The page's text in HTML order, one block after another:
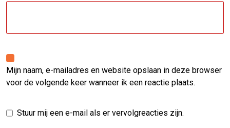
Mijn naam, e-mailadres en website opslaan in deze browser
voor de volgende keer wanneer ik een reactie plaats.
Stuur mij een e-mail als er vervolgreacties zijn.